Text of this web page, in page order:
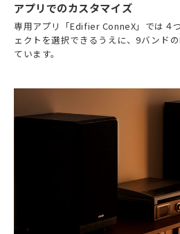
アプリでのカスタマイズ
専用アプリ「Edifier ConneX」では４
ェクトを選択できるうえに、9バンド
ています。